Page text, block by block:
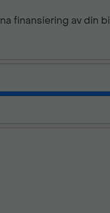
finansiering av din